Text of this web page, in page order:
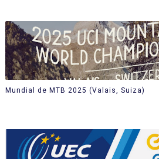
Mundial de MTB 2025 (Valais, Suiza)